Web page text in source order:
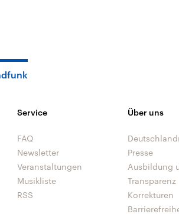
Service
FAQ
Newsletter
Veranstaltungen
Musikliste
RSS
Über uns
Presse
Ausbildung
Transparenz
Korrekturen